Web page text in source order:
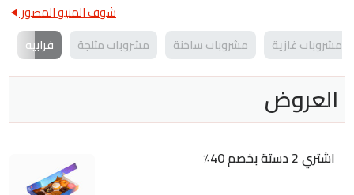
شوف المنيو المصور
مشروبات غازية مشروبات ساخنة مشروبات مثلجة فرابيه
العروض
اشتري 2 دستة بخصم 40٪